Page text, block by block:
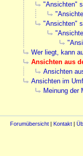
"Ansichten"
"Ansichten"
Wer liegt, kann
Ansichten aus
Ansichten
Ansichten im
Meinung der
Forumübersicht | Kontakt |